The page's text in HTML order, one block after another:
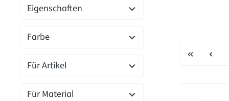
Eigenschaften
Farbe
Für Artikel
Für Material